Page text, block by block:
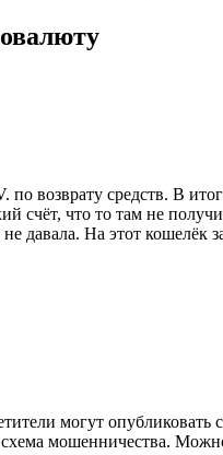
по возврату средств. В
счёт, что то там не
давала. На этот кошелёк
могут опубликовать
мошенничества.